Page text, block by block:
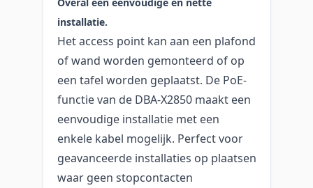
installatie.
Het access point kan aan een plafond
of wand worden gemonteerd of op
een tafel worden geplaatst. De PoE-
functie van de DBA-X2850 maakt een
eenvoudige installatie met een
enkele kabel mogelijk. Perfect voor
geavanceerde installaties op plaatsen
waar geen stopcontacten